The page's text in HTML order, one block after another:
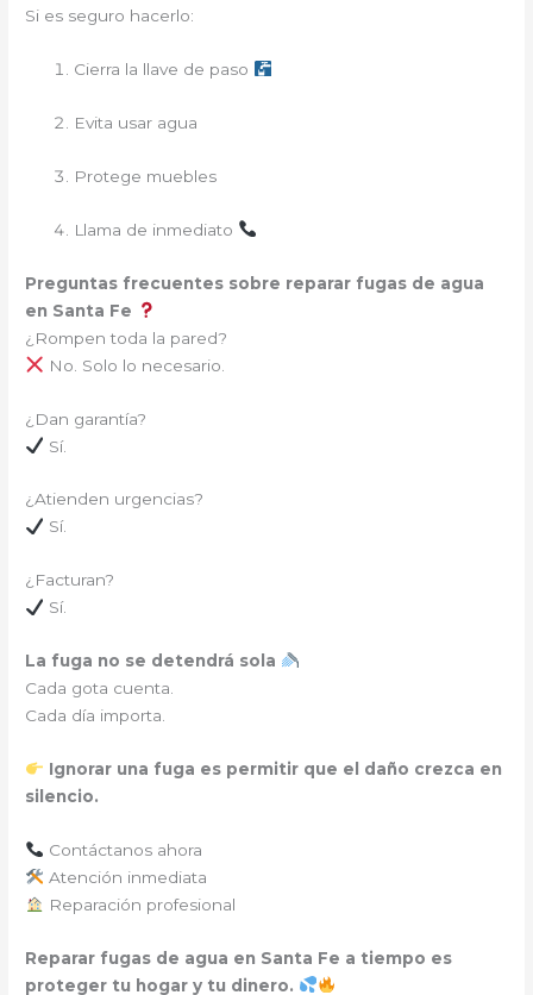
Si es seguro hacerlo:
Cierra la llave de paso
Evita usar agua
Protege muebles
Llama de inmediato
Preguntas frecuentes sobre reparar fugas de agua
en Santa Fe
¿Rompen toda la pared?
No. Solo lo necesario.
¿Dan garantía?
Sí.
¿Atienden urgencias?
Sí.
¿Facturan?
Sí.
La fuga no se detendrá sola
Cada gota cuenta.
Cada día importa.
Ignorar una fuga es permitir que el daño crezca en
silencio.
Contáctanos ahora
Atención inmediata
Reparación profesional
Reparar fugas de agua en Santa Fe a tiempo es
proteger tu hogar y tu dinero.